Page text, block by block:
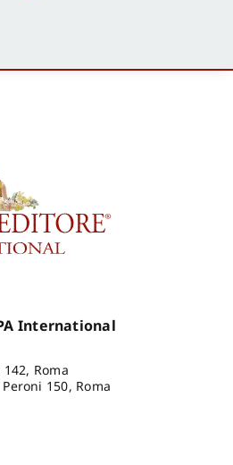
International
Roma
150, Roma